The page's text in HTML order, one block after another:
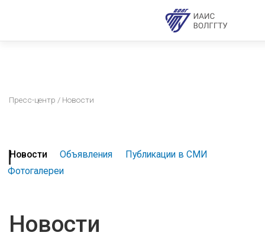
Пресс-центр / Новости
Новости Объявления
Публикации в СМИ
Фотогалереи
Новости